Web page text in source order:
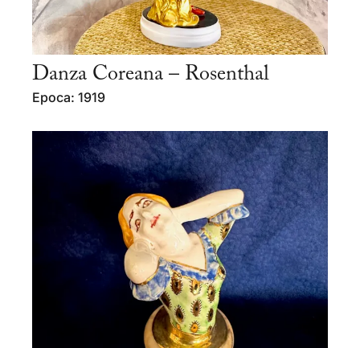
Danza Coreana – Rosenthal
Epoca: 1919